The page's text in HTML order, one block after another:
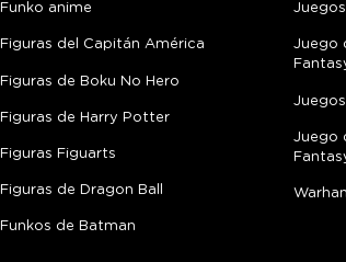
Funko anime
Figuras del Capitán América
Figuras de Boku No Hero
Figuras de Harry Potter
Figuras Figuarts
Figuras de Dragon Ball
Funkos de Batman
Juego
Juego